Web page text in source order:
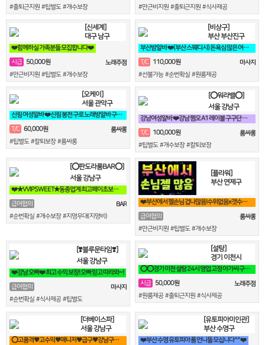
#출퇴근지원 #팁별도 #개수보장
#만근비지원 #출퇴근지원 #식사제공
[신세계]
대구 남구
❤️함께하실 가족분들 모집합니다❤️
시급
50,000원
노래주점
#만근비지원 #팁별도 #개수보장
[비상구]
부산 부산진구
부산밤알바 ❤️(부산 스웨디시) 돈욕심 많은 여우들보세요~❤️
T/C 110,000원
마사지
#선불가능 #순번확실 #원룸제공
[오케이]
서울 관악구
신림 여성알바 ❤️신림 봉천 구로 노래방알바 구해요❤️
T/C 60,000원
룸싸롱
#팁별도 #칼퇴보장 #룸싸롱
[⭕워라밸⭕]
서울 강남구
강남여성알바 ❤️강남 쩜오 A1 레이블 구구단 썸데이 도깨비❤️
T/C 100,000원
룸싸롱
#팁별도 #개수보장 #칼퇴보장
[⭕판도라룸BAR⭕]
서울 강남구
❤️★VVIPSWEET★동종업계 최고페이초보환영갯수Ok술X출근강요X블랙X진상❤️
급여협의
BAR
#순번확실 #개수보장 #지명우대(지명비)
[플라워]
부산 연제구
❤️부산에서 젤손님 겁나많음!수위없음x갯수보장,텃세x홀복자유❤️
급여협의
룸싸롱
#만근비지원 #팁별도 #개수보장
[❣️블루문타임❣️]
서울 강남구
❤️강남 오빠❤️ 최고 수익 보장! 오빠 믿고 따라와~!
급여협의
마사지
#순번확실 #식사제공 #팁별도
[설탕]
경기 이천시
⭕⭕경기 이천 설탕 24시 영업 고정 아가씨 구합니다⭕⭕
시급 50,000원
노래주점
#원룸제공 #출퇴근지원 #식사제공
[더베이스파]
서울 강남구
⭕고품격♥고수익♥매니저♥급구♥강남구♥삼성동♥선릉⭕
[유토피아미인관]
부산 수영구
❤️부산 수영 유토피아 룸 언니들 모십니다^^❤️